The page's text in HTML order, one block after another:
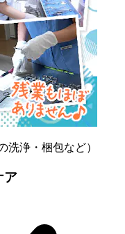
洗浄・梱包など）
ア